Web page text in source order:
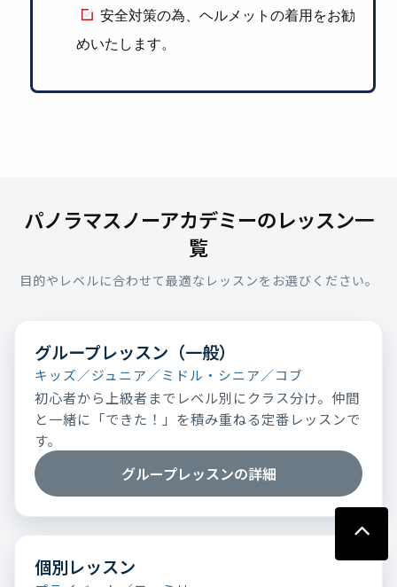
安全対策の為、ヘルメットの着用をお勧
めいたします。
パノラマスノーアカデミーのレッスン一
覧
目的やレベルに合わせて最適なレッスンをお選びください。
グループレッスン（一般）
キッズ／ジュニア／ミドル・シニア／コブ
初心者から上級者までレベル別にクラス分け。仲間
と一緒に「できた！」を積み重ねる定番レッスンで
す。
グループレッスンの詳細
個別レッスン